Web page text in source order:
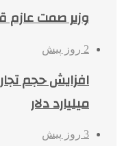
وزیر صمت عازم
2 روز پیش
میلیارد دلار
3 روز پیش